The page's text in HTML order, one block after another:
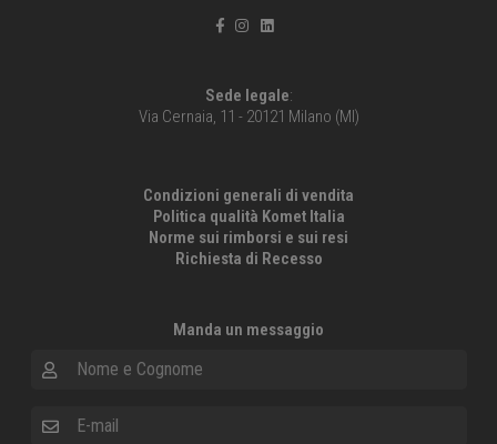
Sede legale:
Via Cernaia, 11 - 20121 Milano (MI)
Condizioni generali di vendita
Politica qualità Komet Italia
Norme sui rimborsi e sui resi
Richiesta di Recesso
Manda un messaggio